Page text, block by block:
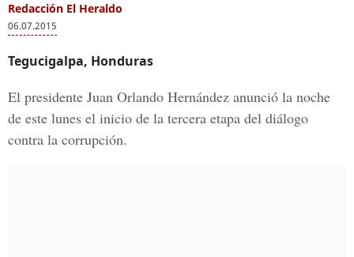
Redacción El Heraldo
06.07.2015
Tegucigalpa, Honduras
El presidente Juan Orlando Hernández anunció la noche
de este lunes el inicio de la tercera etapa del diálogo
contra la corrupción.